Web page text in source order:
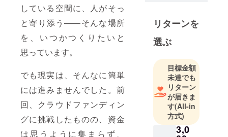
している空間に、人がそっ
と寄り添う——そんな場所
を、いつかつくりたいと
思っています。
でも現実は、そんなに簡単
には進みませんでした。前
回、クラウドファンディン
グに挑戦したものの、資金
は思うように集まらず、
て猫たちの
命を守って
います。
一方で、飲
食の分野で
はこれまで
の経験を活
かし、「名
物シロホル
モン」「世
リターンを
選ぶ
目標金額
未達でも
リターン
が届きま
す(All-in
方式)
3,0